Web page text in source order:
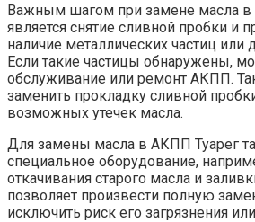
Важным шагом при замене масла в
является снятие сливной пробки и
наличие металлических частиц или
Если такие частицы обнаружены,
обслуживание или ремонт АКПП.
заменить прокладку сливной
возможных утечек масла.
Для замены масла в АКПП Туарег
специальное оборудование,
откачивания старого масла и
позволяет произвести полную
исключить риск его загрязнения